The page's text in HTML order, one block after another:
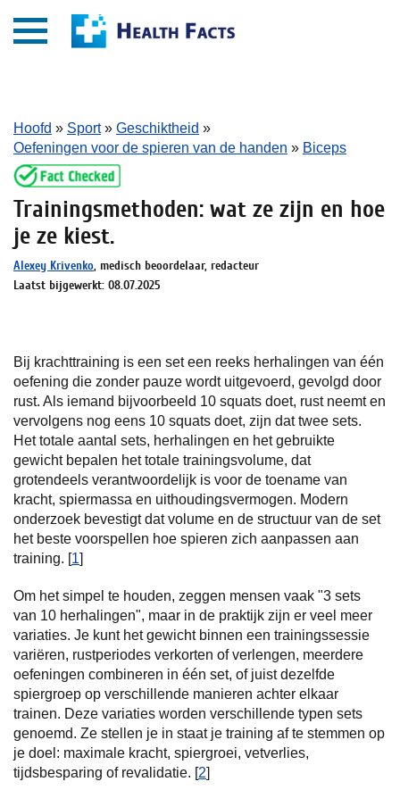
Hoofd » Sport» Geschiktheid »
Oefeningen voor de spieren van de handen » Biceps
Trainingsmethoden: wat ze zijn en hoe
je ze kiest.
Alexey Krivenko, medisch beoordelaar, redacteur
Laatst bijgewerkt: 08.07.2025
Bij krachttraining is een set een reeks herhalingen van één
oefening die zonder pauze wordt uitgevoerd, gevolgd door
rust. Als iemand bijvoorbeeld 10 squats doet, rust neemt en
vervolgens nog eens 10 squats doet, zijn dat twee sets.
Het totale aantal sets, herhalingen en het gebruikte
gewicht bepalen het totale trainingsvolume, dat
grotendeels verantwoordelijk is voor de toename van
kracht, spiermassa en uithoudingsvermogen. Modern
onderzoek bevestigt dat volume en de structuur van de set
het beste voorspellen hoe spieren zich aanpassen aan
training. [1]
Om het simpel te houden, zeggen mensen vaak "3 sets
van 10 herhalingen", maar in de praktijk zijn er veel meer
variaties. Je kunt het gewicht binnen een trainingssessie
variëren, rustperiodes verkorten of verlengen, meerdere
oefeningen combineren in één set, of juist dezelfde
spiergroep op verschillende manieren achter elkaar
trainen. Deze variaties worden verschillende typen sets
genoemd. Ze stellen je in staat je training af te stemmen op
je doel: maximale kracht, spiergroei, vetverlies,
tijdsbesparing of revalidatie. [2]